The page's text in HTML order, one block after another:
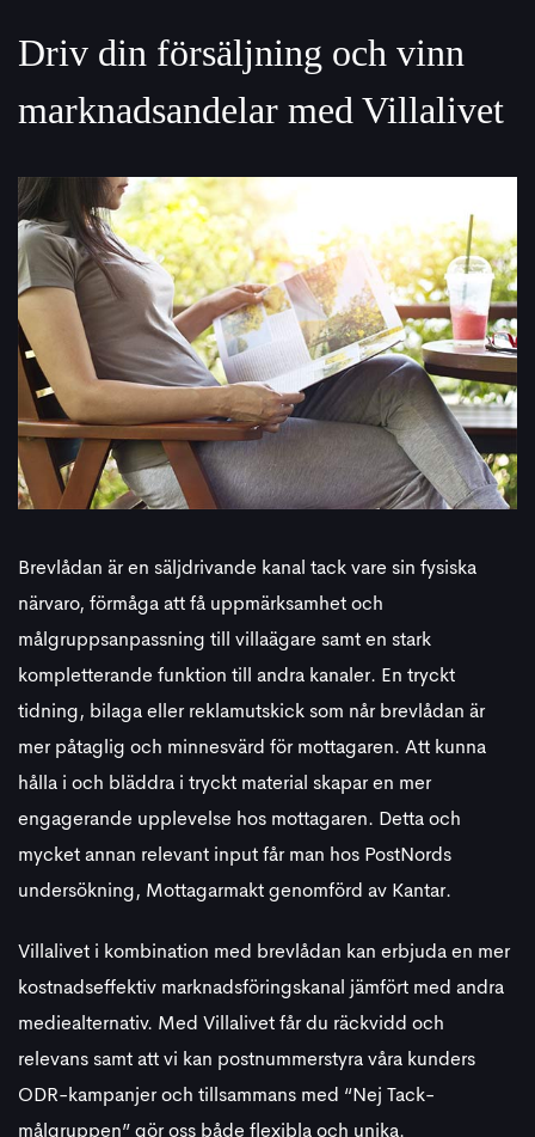
Driv din försäljning och vinn
marknadsandelar med Villalivet
Brevlådan är en säljdrivande kanal tack vare sin fysiska
närvaro, förmåga att få uppmärksamhet och
målgruppsanpassning till villaägare samt en stark
kompletterande funktion till andra kanaler. En tryckt
tidning, bilaga eller reklamutskick som når brevlådan är
mer påtaglig och minnesvärd för mottagaren. Att kunna
hålla i och bläddra i tryckt material skapar en mer
engagerande upplevelse hos mottagaren. Detta och
mycket annan relevant input får man hos PostNords
undersökning, Mottagarmakt genomförd av Kantar.
Villalivet i kombination med brevlådan kan erbjuda en mer
kostnadseffektiv marknadsföringskanal jämfört med andra
mediealternativ. Med Villalivet får du räckvidd och
relevans samt att vi kan postnummerstyra våra kunders
ODR-kampanjer och tillsammans med “Nej Tack-
målgruppen” gör oss både flexibla och unika.